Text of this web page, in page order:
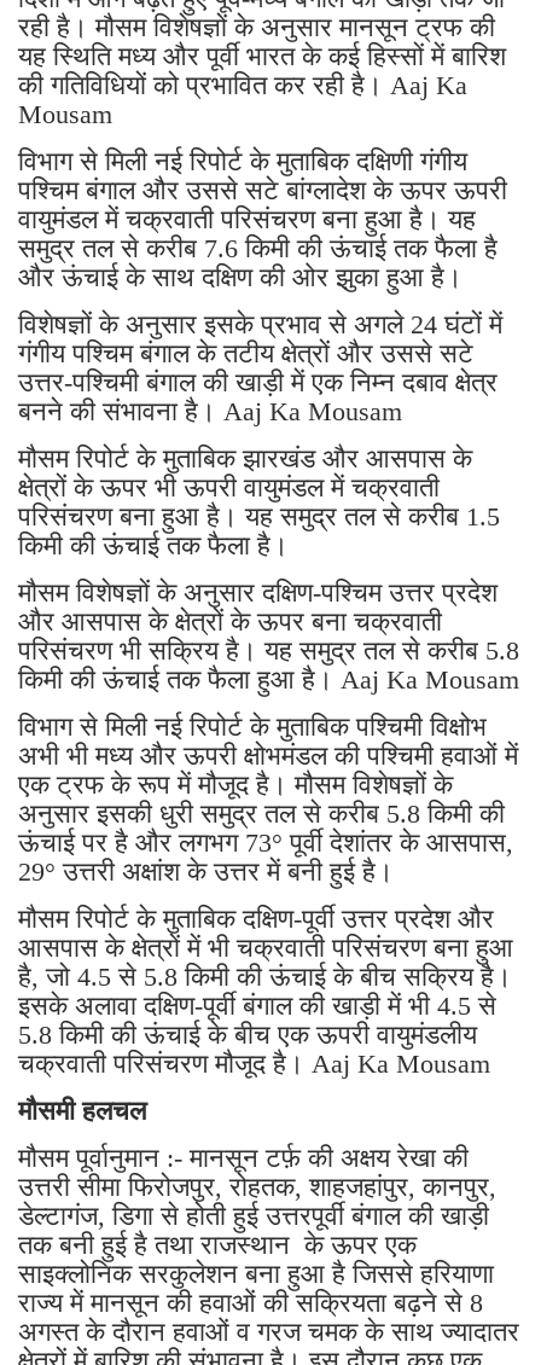
रही है। मौसम विशेषज्ञों के अनुसार मानसून ट्रफ की
यह स्थिति मध्य और पूर्वी भारत के कई हिस्सों में बारिश
की गतिविधियों को प्रभावित कर रही है। Aaj Ka
Mousam
विभाग से मिली नई रिपोर्ट के मुताबिक दक्षिणी गंगीय
पश्चिम बंगाल और उससे सटे बांग्लादेश के ऊपर ऊपरी
वायुमंडल में चक्रवाती परिसंचरण बना हुआ है। यह
समुद्र तल से करीब 7.6 किमी की ऊंचाई तक फैला है
और ऊंचाई के साथ दक्षिण की ओर झुका हुआ है।
विशेषज्ञों के अनुसार इसके प्रभाव से अगले 24 घंटों में
गंगीय पश्चिम बंगाल के तटीय क्षेत्रों और उससे सटे
उत्तर-पश्चिमी बंगाल की खाड़ी में एक निम्न दबाव क्षेत्र
बनने की संभावना है। Aaj Ka Mousam
मौसम रिपोर्ट के मुताबिक झारखंड और आसपास के
क्षेत्रों के ऊपर भी ऊपरी वायुमंडल में चक्रवाती
परिसंचरण बना हुआ है। यह समुद्र तल से करीब 1.5
किमी की ऊंचाई तक फैला है।
मौसम विशेषज्ञों के अनुसार दक्षिण-पश्चिम उत्तर प्रदेश
और आसपास के क्षेत्रों के ऊपर बना चक्रवाती
परिसंचरण भी सक्रिय है। यह समुद्र तल से करीब 5.8
किमी की ऊंचाई तक फैला हुआ है। Aaj Ka Mousam
विभाग से मिली नई रिपोर्ट के मुताबिक पश्चिमी विक्षोभ
अभी भी मध्य और ऊपरी क्षोभमंडल की पश्चिमी हवाओं में
एक ट्रफ के रूप में मौजूद है। मौसम विशेषज्ञों के
अनुसार इसकी धुरी समुद्र तल से करीब 5.8 किमी की
ऊंचाई पर है और लगभग 73° पूर्वी देशांतर के आसपास,
29° उत्तरी अक्षांश के उत्तर में बनी हुई है।
मौसम रिपोर्ट के मुताबिक दक्षिण-पूर्वी उत्तर प्रदेश और
आसपास के क्षेत्रों में भी चक्रवाती परिसंचरण बना हुआ
है, जो 4.5 से 5.8 किमी की ऊंचाई के बीच सक्रिय है।
इसके अलावा दक्षिण-पूर्वी बंगाल की खाड़ी में भी 4.5 से
5.8 किमी की ऊंचाई के बीच एक ऊपरी वायुमंडलीय
चक्रवाती परिसंचरण मौजूद है। Aaj Ka Mousam
मौसमी हलचल
मौसम पूर्वानुमान :- मानसून टर्फ़ की अक्षय रेखा की
उत्तरी सीमा फिरोजपुर, रोहतक, शाहजहांपुर, कानपुर,
डेल्टागंज, डिगा से होती हुई उत्तरपूर्वी बंगाल की खाड़ी
तक बनी हुई है तथा राजस्थान के ऊपर एक
साइक्लोनिक सरकुलेशन बना हुआ है जिससे हरियाणा
राज्य में मानसून की हवाओं की सक्रियता बढ़ने से 8
अगस्त के दौरान हवाओं व गरज चमक के साथ ज्यादातर